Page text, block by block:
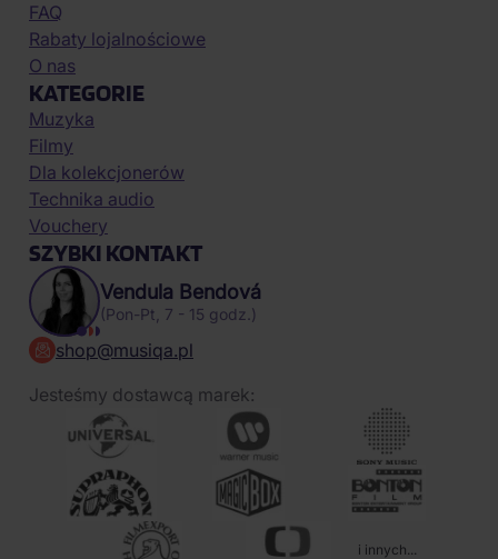
FAQ
Rabaty lojalnościowe
O nas
KATEGORIE
Muzyka
Filmy
Dla kolekcjonerów
Technika audio
Vouchery
SZYBKI KONTAKT
Vendula Bendová
(Pon-Pt, 7 - 15 godz.)
shop@musiqa.pl
Jesteśmy dostawcą marek:
i innych...